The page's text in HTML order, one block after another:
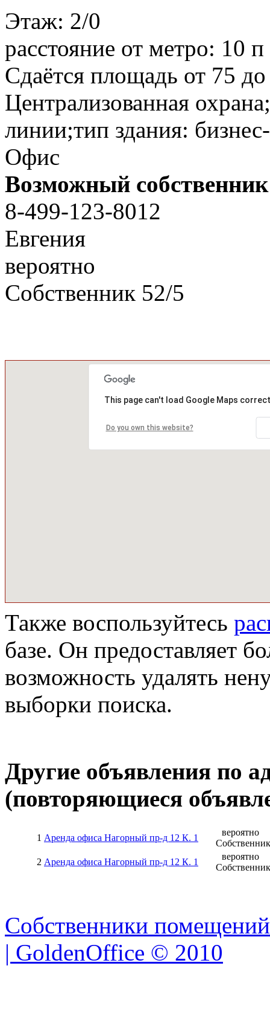
Этаж: 2/0
расстояние от метро: 10 п
Сдаётся площадь от 75
Централизованная
линии;тип здания:
Офис
Возможный
8-499-123-8012
Евгения
вероятно
Собственник 52/5
This page can't load Google Maps
Do you own this website?
Также воспользуйтесь
базе. Он предоставляет
возможность удалять
выборки поиска.
Другие объявления по
(повторяющиеся
1 Аренда офиса Нагорный пр-д 12 К. 1
вероятно
Собственник
2 Аренда офиса Нагорный пр-д 12 К. 1
вероятно
Собственник
Собственники
| GoldenOffice © 2010